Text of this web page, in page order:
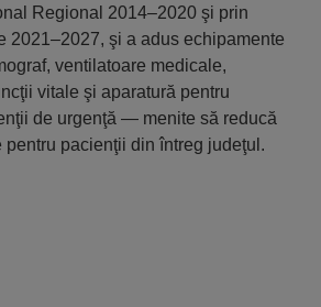
Regional 2014–2020 şi prin
2021–2027, şi a adus echipamente
ventilatoare medicale,
vitale şi aparatură pentru
de urgenţă — menite să reducă
pacienţii din întreg judeţul.